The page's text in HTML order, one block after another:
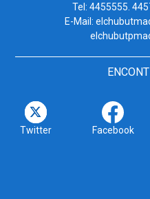
Tel: 4455555.
E-Mail:
Twitter Facebook